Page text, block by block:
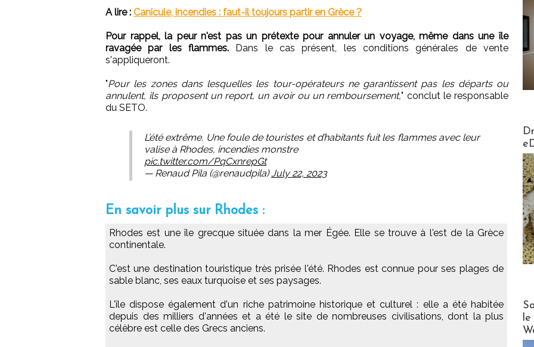
A lire : Canicule, incendies : faut-il toujours partir en Grèce ?
Pour rappel, la peur n'est pas un prétexte pour annuler un voyage, même dans une île
ravagée par les flammes. Dans le cas présent, les conditions générales de vente
s'appliqueront.
"Pour les zones dans lesquelles les tour-opérateurs ne garantissent pas les départs ou
annulent, ils proposent un report, un avoir ou un remboursement," conclut le responsable
du SETO.
L’été extrême. Une foule de touristes et d’habitants fuit les flammes avec leur
valise à Rhodes, incendies monstre
pic.twitter.com/PqCxnrepGt
— Renaud Pila (@renaudpila)July 22, 2023
En savoir plus sur Rhodes :
Rhodes est une île grecque située dans la mer Égée. Elle se trouve à l'est de la Grèce
continentale.
C'est une destination touristique très prisée l'été. Rhodes est connue pour ses plages de
sable blanc, ses eaux turquoise et ses paysages.
L'île dispose également d'un riche patrimoine historique et culturel : elle a été habitée
depuis des milliers d'années et a été le site de nombreuses civilisations, dont la plus
célèbre est celle des Grecs anciens.
le